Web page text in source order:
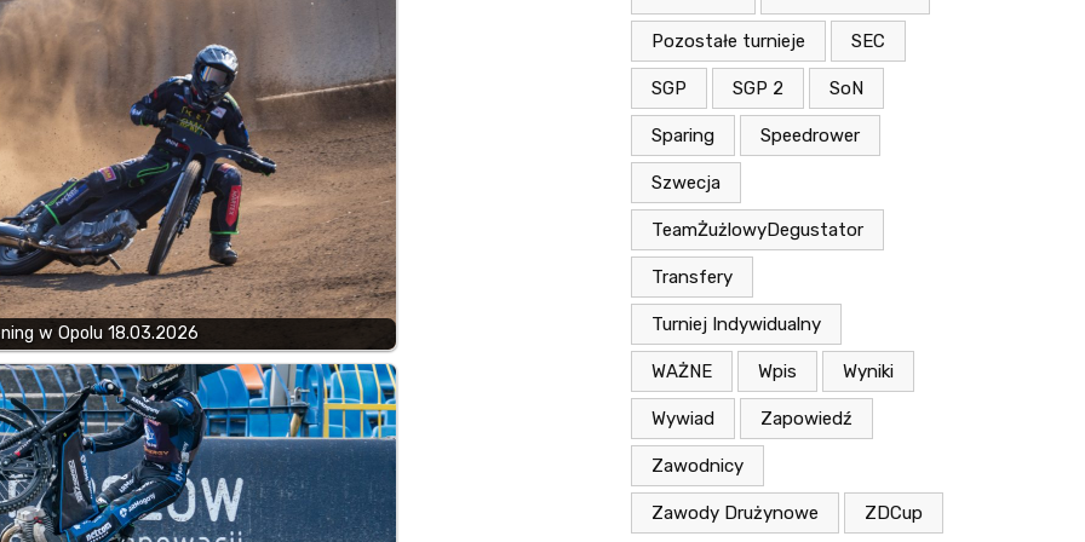
w Opolu 18.03.2026
Pozostałe turnieje SEC
SGP SGP 2 SoN
Sparing Speedrower
Szwecja
TeamŻużlowyDegustator
Transfery
Turniej Indywidualny
WAŻNE Wpis Wyniki
Wywiad Zapowiedź
Zawodnicy
Zawody Drużynowe ZDCup